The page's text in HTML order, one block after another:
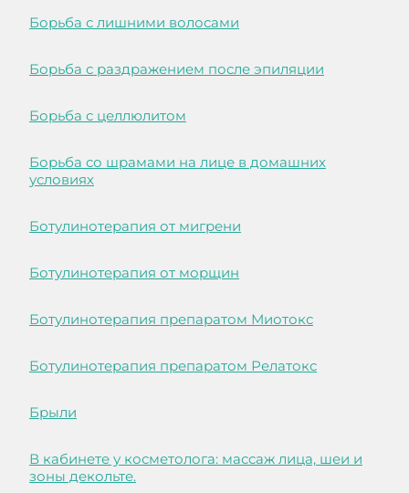
Борьба с лишними волосами
Борьба с раздражением после эпиляции
Борьба с целлюлитом
Борьба со шрамами на лице в домашних
условиях
Ботулинотерапия от мигрени
Ботулинотерапия от морщин
Ботулинотерапия препаратом Миотокс
Ботулинотерапия препаратом Релатокс
Брыли
В кабинете у косметолога: массаж лица, шеи и
зоны декольте.